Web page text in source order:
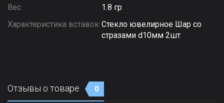
Вес
1.8 гр
Характеристика вставок Стекло ювелирное Шар со
стразами d10мм 2шт
Отзывы о товаре 0